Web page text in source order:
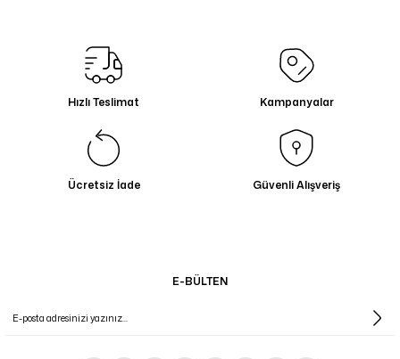
Hızlı Teslimat Kampanyalar
Ücretsiz İade Güvenli Alışveriş
E-BÜLTEN